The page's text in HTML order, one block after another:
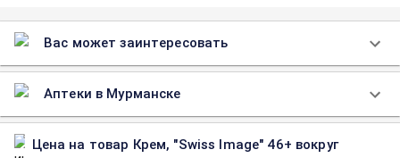
Вас может заинтересовать
Аптеки в Мурманске
Цена на товар Крем, "Swiss Image" 46+ вокруг